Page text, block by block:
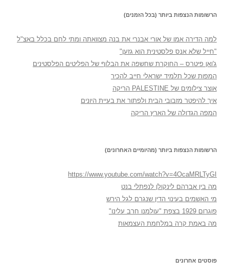
הרשומות הנצפות ביותר (בכל הזמנים)
למה הדירה אמו של אורי אבנרי את בנה מצוואתה ומתי לחם בכלל באצ"ל
"חייל שלא אנס פלסטינית הוא גזען"
ג'ואן פיטרס – החוקרת שחשפה את הבלוף של הפליטים הפלסטינים
המפות שכל תלמיד ישראלי חייב להכיר
אוצר צילומים של PALESTINE הריקה
איך להיפטר מזבובי הבית ולפתור את בעיית היונים
המפה הגדולה של הארץ הריקה
הרשומות הנצפות ביותר (מהיומיים האחרונים)
https://www.youtube.com/watch?v=4OcaMRLTyGI
מה בין אברהם לינקולן לנפתלי בנט
מי האשמים בעינוי הדין שנגרם לגל הירש
פוגרום 1929 בצפת "עולמנו חרב עלינו"
מה באמת קרה במלחמת העצמאות
פוסטים אחרונים